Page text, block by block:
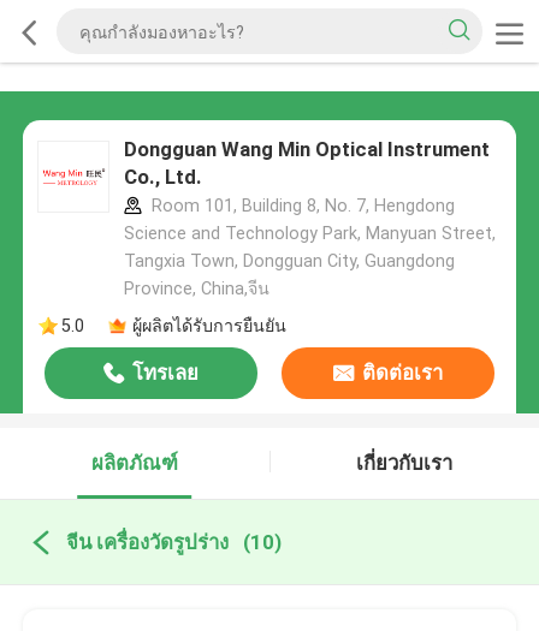
Dongguan Wang Min Optical Instrument
Co., Ltd.
Room 101, Building 8, No. 7, Hengdong
Science and Technology Park, Manyuan Street,
Tangxia Town, Dongguan City, Guangdong
Province, China,จีน
5.0
ผู้ผลิตได้รับการยืนยัน
โทรเลย ติดต่อเรา
ผลิตภัณฑ์ เกี่ยวกับเรา
จีน เครื่องวัดรูปร่าง (10)